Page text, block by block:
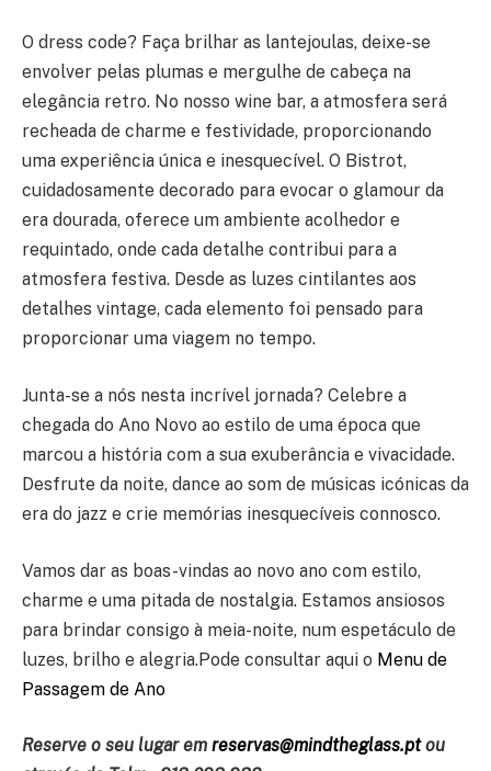
O dress code? Faça brilhar as lantejoulas, deixe-se
envolver pelas plumas e mergulhe de cabeça na
elegância retro. No nosso wine bar, a atmosfera será
recheada de charme e festividade, proporcionando
uma experiência única e inesquecível. O Bistrot,
cuidadosamente decorado para evocar o glamour da
era dourada, oferece um ambiente acolhedor e
requintado, onde cada detalhe contribui para a
atmosfera festiva. Desde as luzes cintilantes aos
detalhes vintage, cada elemento foi pensado para
proporcionar uma viagem no tempo.
Junta-se a nós nesta incrível jornada? Celebre a
chegada do Ano Novo ao estilo de uma época que
marcou a história com a sua exuberância e vivacidade.
Desfrute da noite, dance ao som de músicas icónicas da
era do jazz e crie memórias inesquecíveis connosco.
Vamos dar as boas-vindas ao novo ano com estilo,
charme e uma pitada de nostalgia. Estamos ansiosos
para brindar consigo à meia-noite, num espetáculo de
luzes, brilho e alegria.Pode consultar aqui o Menu de
Passagem de Ano
Reserve o seu lugar em reservas@mindtheglass.ptou